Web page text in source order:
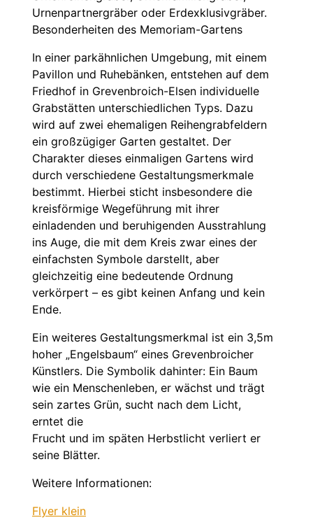
Urnenpartnergräber oder Erdexklusivgräber.
Besonderheiten des Memoriam-Gartens
In einer parkähnlichen Umgebung, mit einem
Pavillon und Ruhebänken, entstehen auf dem
Friedhof in Grevenbroich-Elsen individuelle
Grabstätten unterschiedlichen Typs. Dazu
wird auf zwei ehemaligen Reihengrabfeldern
ein großzügiger Garten gestaltet. Der
Charakter dieses einmaligen Gartens wird
durch verschiedene Gestaltungsmerkmale
bestimmt. Hierbei sticht insbesondere die
kreisförmige Wegeführung mit ihrer
einladenden und beruhigenden Ausstrahlung
ins Auge, die mit dem Kreis zwar eines der
einfachsten Symbole darstellt, aber
gleichzeitig eine bedeutende Ordnung
verkörpert – es gibt keinen Anfang und kein
Ende.
Ein weiteres Gestaltungsmerkmal ist ein 3,5m
hoher „Engelsbaum“ eines Grevenbroicher
Künstlers. Die Symbolik dahinter: Ein Baum
wie ein Menschenleben, er wächst und trägt
sein zartes Grün, sucht nach dem Licht,
erntet die
Frucht und im späten Herbstlicht verliert er
seine Blätter.
Weitere Informationen:
Flyer klein